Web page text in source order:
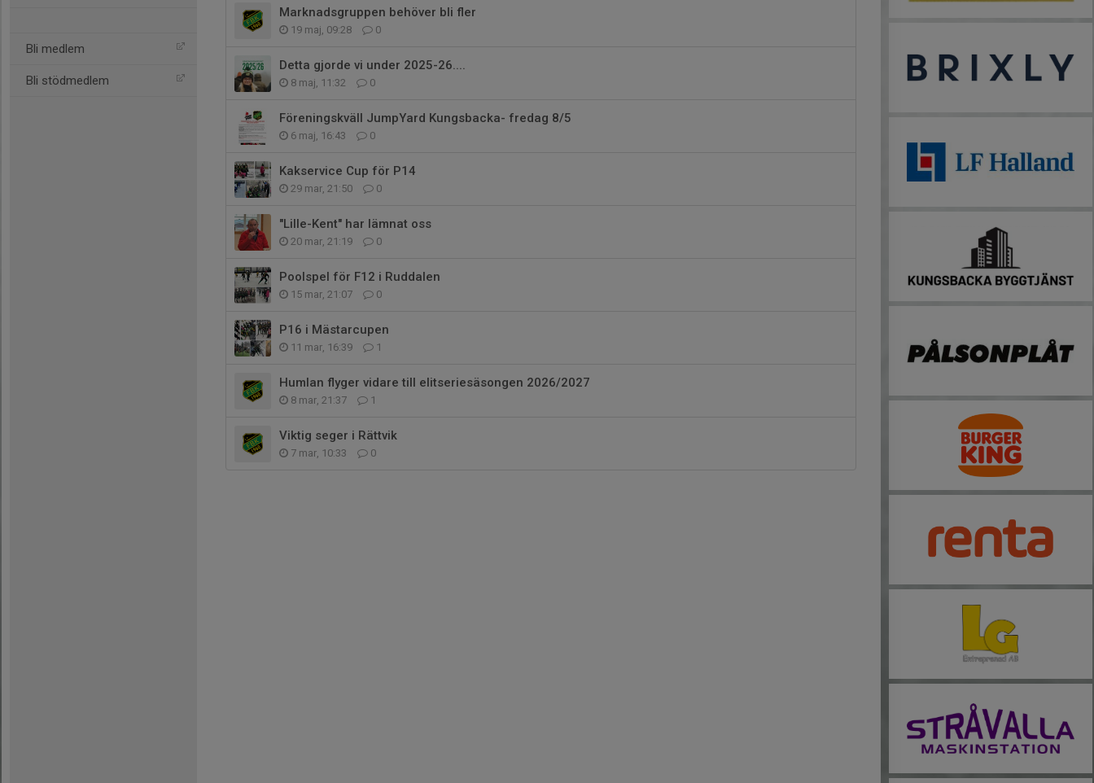
Bli medlem
Bli stödmedlem
Marknadsgruppen behöver bli fler
19 maj, 09:28 0
Detta gjorde vi under 2025-26....
8 maj, 11:32 0
Föreningskväll JumpYard Kungsbacka- fredag 8/5
6 maj, 16:43 0
Kakservice Cup för P14
29 mar, 21:50 0
"Lille-Kent" har lämnat oss
20 mar, 21:19 0
Poolspel för F12 i Ruddalen
15 mar, 21:07 0
P16 i Mästarcupen
11 mar, 16:39 1
Humlan flyger vidare till elitseriesäsongen 2026/2027
8 mar, 21:37 1
Viktig seger i Rättvik
7 mar, 10:33 0